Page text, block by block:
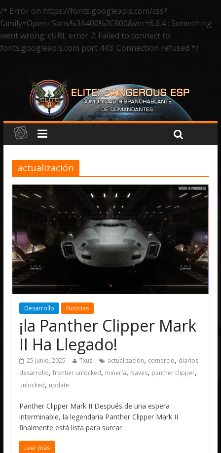
/* Error on https://fonts.googleapis.com/css?
family=Open+Sans%3A400%2C600&ver=6.6.4 : Something
went wrong: cURL error 7: Failed to connect to
fonts.googleapis.com port 443: Connection refused */
actualización
Desarrollo Noticias
¡la Panther Clipper Mark
II Ha Llegado!
25 junio, 2025 Txus actualización, comercio, diarios
desarrollo,frontier unlocked, minería, Naves, panther clipper,
unlocked, update
Panther Clipper Mark II Después de una espera
interminable, la legendaria Panther Clipper Mark II
finalmente está lista para surcar
Leer más